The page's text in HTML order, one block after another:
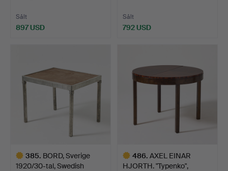
Sålt
897 USD
Sålt
792 USD
385. BORD, Sverige
1920/30-tal, Swedish
486. AXEL EINAR
HJORTH. "Typenko",